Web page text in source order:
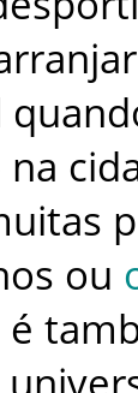
na
ou
é